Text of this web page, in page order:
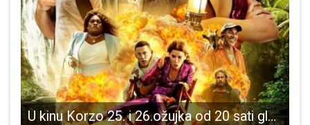
U kinu Korzo 25. i 26.ožujka od 20 sati gledajte akcijsku komediju Izgubljeni grad